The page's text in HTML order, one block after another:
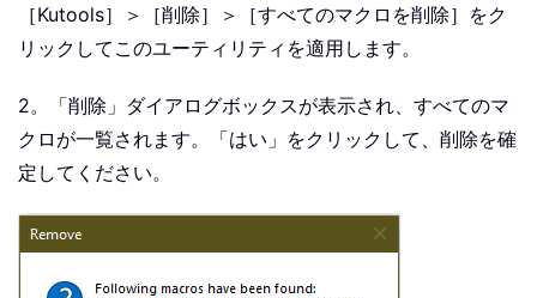
［Kutools］＞［削除］＞［すべてのマクロを削除］をク
リックしてこのユーティリティを適用します。
2。「削除」ダイアログボックスが表示され、すべてのマ
クロが一覧されます。「はい」をクリックして、削除を確
定してください。